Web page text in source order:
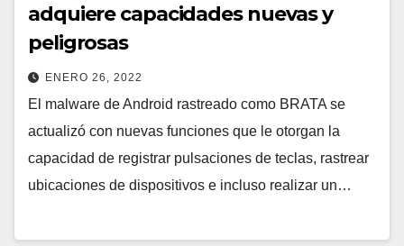
adquiere capacidades nuevas y
peligrosas
ENERO 26, 2022
El malware de Android rastreado como BRATA se
actualizó con nuevas funciones que le otorgan la
capacidad de registrar pulsaciones de teclas, rastrear
ubicaciones de dispositivos e incluso realizar un…